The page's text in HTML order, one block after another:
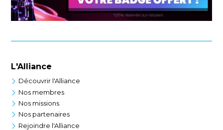
L'Alliance
Découvrir l'Alliance
Nos membres
Nos missions
Nos partenaires
Rejoindre l'Alliance